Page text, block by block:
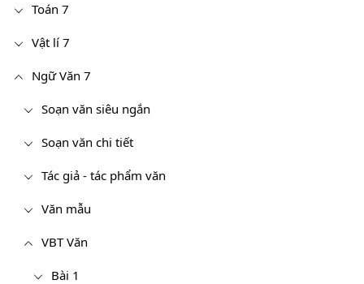
Toán 7
Vật lí 7
Ngữ Văn 7
Soạn văn siêu ngắn
Soạn văn chi tiết
Tác giả - tác phẩm văn
Văn mẫu
VBT Văn
Bài 1